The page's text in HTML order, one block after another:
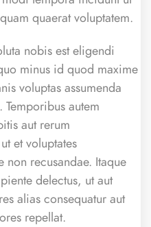
quaerat voluptatem.
nobis est eligendi
minus id quod maxime
voluptas assumenda
autem
aut rerum
et voluptates
non recusandae. Itaque
delectus, ut aut
alias consequatur aut
repellat.